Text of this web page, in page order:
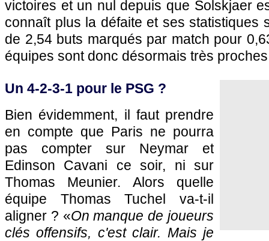
victoires et un nul depuis que Solskjaer
connaît plus la défaite et ses statistiques
de 2,54 buts marqués par match pour
équipes sont donc désormais très
Un 4-2-3-1 pour le PSG ?
Bien évidemment, il faut prendre
en compte que Paris ne pourra
pas compter sur Neymar et
Edinson Cavani ce soir, ni sur
Thomas Meunier. Alors quelle
équipe Thomas Tuchel va-t-il
aligner ? «On manque de joueurs
clés offensifs, c'est clair. Mais je